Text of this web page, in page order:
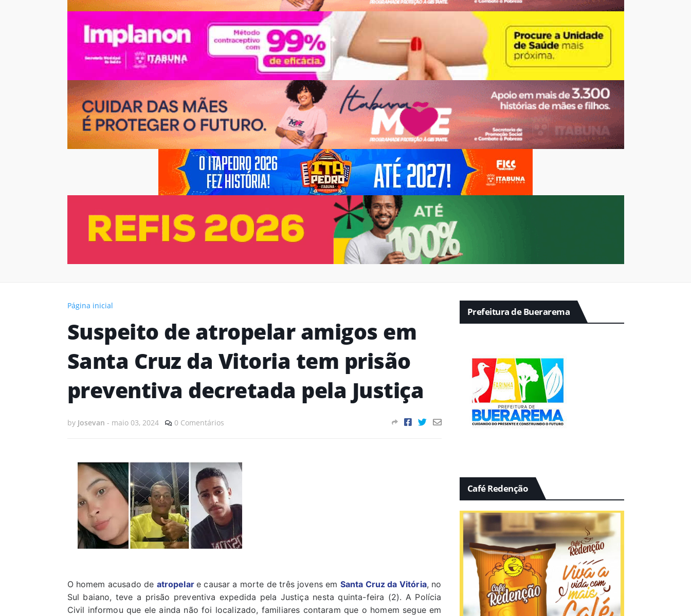
Página inicial
Suspeito de atropelar amigos em
Santa Cruz da Vitoria tem prisão
preventiva decretada pela Justiça
by Josevan - maio 03, 2024 0 Comentários
O homem acusado de atropelare causar a morte de três jovens em Santa Cruz da Vitória, no
Sul baiano, teve a prisão preventiva expedida pela Justiça nesta quinta-feira (2). A Polícia
Civil informou que ele ainda não foi localizado, familiares contaram que o homem segue em
Prefeitura de Buerarema
Café Redenção